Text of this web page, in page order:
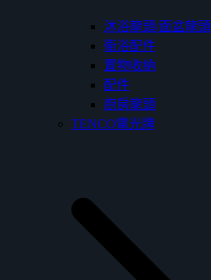
沐浴龍頭/面盆龍頭
衛浴配件
置物收納
配件
廚房龍頭
TENCO電光牌